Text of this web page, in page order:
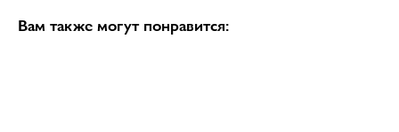
Вам также могут понравится: